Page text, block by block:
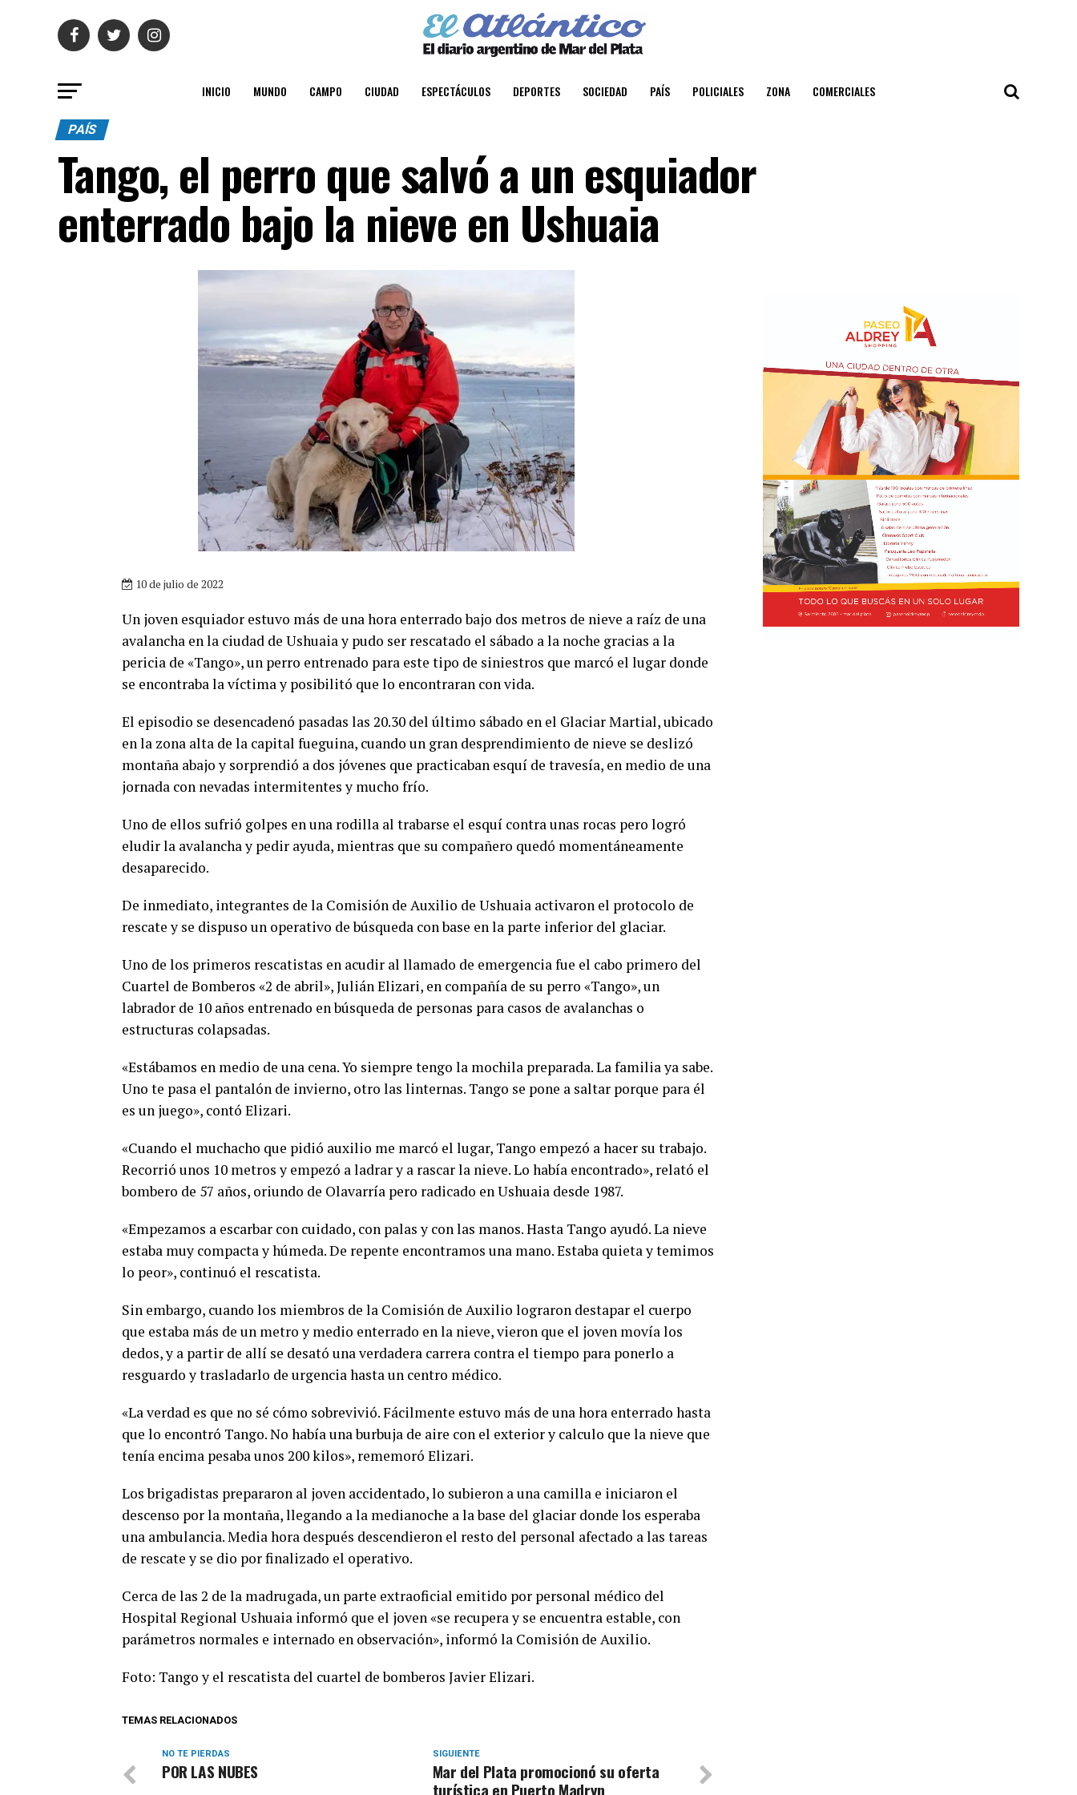
INICIO MUNDO CAMPO CIUDAD ESPECTÁCULOS DEPORTES SOCIEDAD PAÍS POLICIALES ZONA COMERCIALES
PAÍS
Tango, el perro que salvó a un esquiador
enterrado bajo la nieve en Ushuaia
10 de julio de 2022
Un joven esquiador estuvo más de una hora enterrado bajo dos metros de nieve a raíz de una
avalancha en la ciudad de Ushuaia y pudo ser rescatado el sábado a la noche gracias a la
pericia de «Tango», un perro entrenado para este tipo de siniestros que marcó el lugar donde
se encontraba la víctima y posibilitó que lo encontraran con vida.
El episodio se desencadenó pasadas las 20.30 del último sábado en el Glaciar Martial, ubicado
en la zona alta de la capital fueguina, cuando un gran desprendimiento de nieve se deslizó
montaña abajo y sorprendió a dos jóvenes que practicaban esquí de travesía, en medio de una
jornada con nevadas intermitentes y mucho frío.
Uno de ellos sufrió golpes en una rodilla al trabarse el esquí contra unas rocas pero logró
eludir la avalancha y pedir ayuda, mientras que su compañero quedó momentáneamente
desaparecido.
De inmediato, integrantes de la Comisión de Auxilio de Ushuaia activaron el protocolo de
rescate y se dispuso un operativo de búsqueda con base en la parte inferior del glaciar.
Uno de los primeros rescatistas en acudir al llamado de emergencia fue el cabo primero del
Cuartel de Bomberos «2 de abril», Julián Elizari, en compañía de su perro «Tango», un
labrador de 10 años entrenado en búsqueda de personas para casos de avalanchas o
estructuras colapsadas.
«Estábamos en medio de una cena. Yo siempre tengo la mochila preparada. La familia ya sabe.
Uno te pasa el pantalón de invierno, otro las linternas. Tango se pone a saltar porque para él
es un juego», contó Elizari.
«Cuando el muchacho que pidió auxilio me marcó el lugar, Tango empezó a hacer su trabajo.
Recorrió unos 10 metros y empezó a ladrar y a rascar la nieve. Lo había encontrado», relató el
bombero de 57 años, oriundo de Olavarría pero radicado en Ushuaia desde 1987.
«Empezamos a escarbar con cuidado, con palas y con las manos. Hasta Tango ayudó. La nieve
estaba muy compacta y húmeda. De repente encontramos una mano. Estaba quieta y temimos
lo peor», continuó el rescatista.
Sin embargo, cuando los miembros de la Comisión de Auxilio lograron destapar el cuerpo
que estaba más de un metro y medio enterrado en la nieve, vieron que el joven movía los
dedos, y a partir de allí se desató una verdadera carrera contra el tiempo para ponerlo a
resguardo y trasladarlo de urgencia hasta un centro médico.
«La verdad es que no sé cómo sobrevivió. Fácilmente estuvo más de una hora enterrado hasta
que lo encontró Tango. No había una burbuja de aire con el exterior y calculo que la nieve que
tenía encima pesaba unos 200 kilos», rememoró Elizari.
Los brigadistas prepararon al joven accidentado, lo subieron a una camilla e iniciaron el
descenso por la montaña, llegando a la medianoche a la base del glaciar donde los esperaba
una ambulancia. Media hora después descendieron el resto del personal afectado a las tareas
de rescate y se dio por finalizado el operativo.
Cerca de las 2 de la madrugada, un parte extraoficial emitido por personal médico del
Hospital Regional Ushuaia informó que el joven «se recupera y se encuentra estable, con
parámetros normales e internado en observación», informó la Comisión de Auxilio.
Foto: Tango y el rescatista del cuartel de bomberos Javier Elizari.
TEMAS RELACIONADOS
SIGUIENTE
Mar del Plata promocionó su oferta
turística en Puerto Madryn
NO TE PIERDAS
POR LAS NUBES